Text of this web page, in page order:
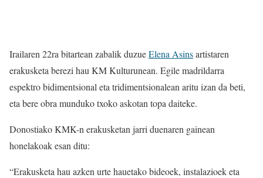
Irailaren 22ra bitartean zabalik duzueElena Asinsartistaren
erakusketa berezi hau KM Kulturunean. Egile madrildarra
espektro bidimentsional eta tridimentsionalean aritu izan da beti,
eta bere obra munduko txoko askotan topa daiteke.
Donostiako KMK-n erakusketan jarri duenaren gainean
honelakoak esan ditu:
“Erakusketa hau azken urte hauetako bideoek, instalazioek eta